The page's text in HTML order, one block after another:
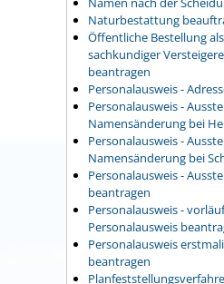
Naturbestattung
Öffentliche Bestellung
sachkundiger
beantragen
Personalausweis -
Personalausweis -
Namensänderung bei
Personalausweis -
Namensänderung bei
Personalausweis -
beantragen
Personalausweis -
Personalausweis
Personalausweis
beantragen